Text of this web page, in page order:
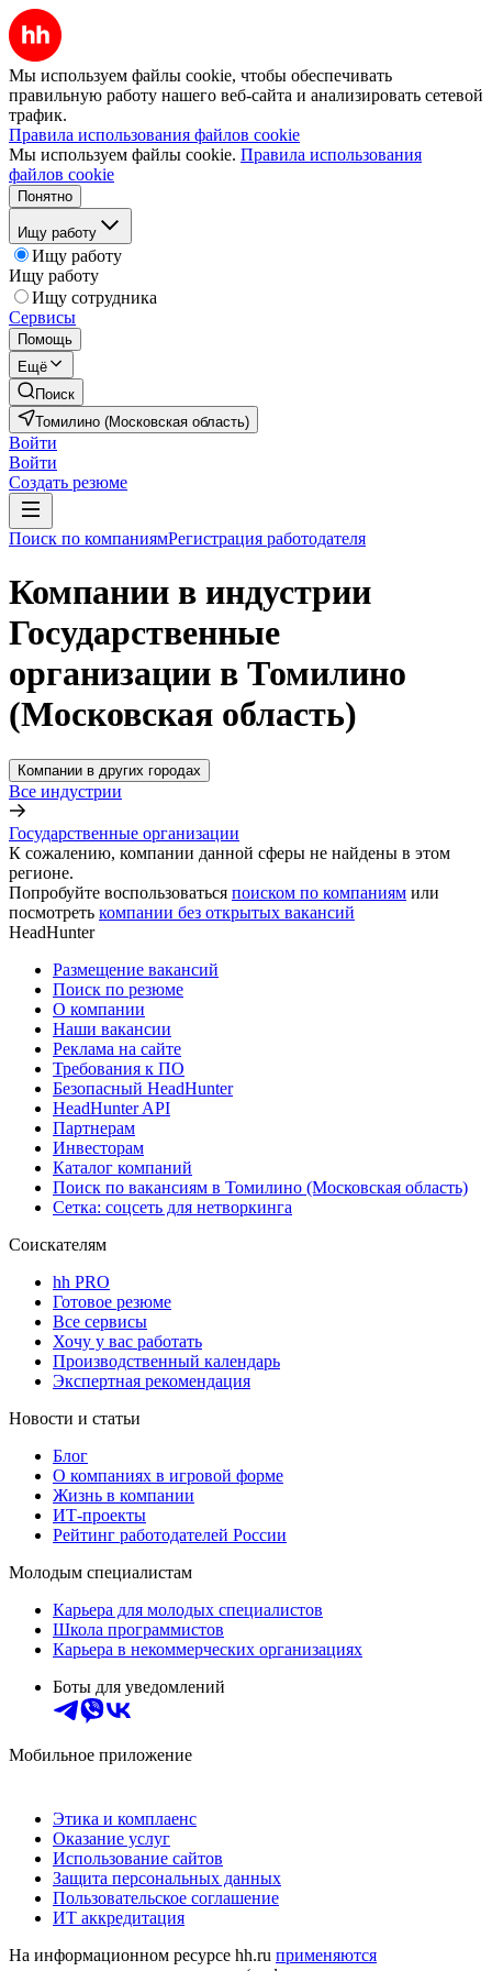
Мы используем файлы cookie, чтобы обеспечивать
правильную работу нашего веб-сайта и анализировать сетевой
трафик.
Правила использования файлов cookie
Мы используем файлы cookie. Правила использования
файлов cookie
Понятно
Ищу работу
Ищу работу
Ищу работу
Ищу сотрудника
Сервисы
Помощь
Ещё
Поиск
Томилино (Московская область)
Войти
Войти
Создать резюме
Поиск по компаниямРегистрация работодателя
Компании в индустрии
Государственные
организации в Томилино
(Московская область)
Компании в других городах
Все индустрии
Государственные организации
К сожалению, компании данной сферы не найдены в этом
регионе.
Попробуйте воспользоваться поиском по компаниям или
посмотреть компании без открытых вакансий
HeadHunter
Размещение вакансий
Поиск по резюме
О компании
Наши вакансии
Реклама на сайте
Требования к ПО
Безопасный HeadHunter
HeadHunter API
Партнерам
Инвесторам
Каталог компаний
Поиск по вакансиям в Томилино (Московская область)
Сетка: соцсеть для нетворкинга
Соискателям
hh PRO
Готовое резюме
Все сервисы
Хочу у вас работать
Производственный календарь
Экспертная рекомендация
Новости и статьи
Блог
О компаниях в игровой форме
Жизнь в компании
ИТ-проекты
Рейтинг работодателей России
Молодым специалистам
Карьера для молодых специалистов
Школа программистов
Карьера в некоммерческих организациях
Боты для уведомлений
Мобильное приложение
Этика и комплаенс
Оказание услуг
Использование сайтов
Защита персональных данных
Пользовательское соглашение
ИТ аккредитация
На информационном ресурсе hh.ru применяются